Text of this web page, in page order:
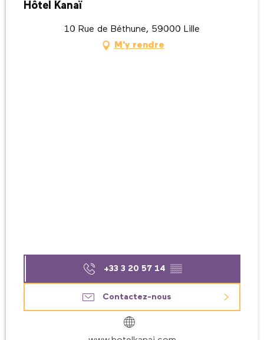
Hôtel Kanaï
10 Rue de Béthune, 59000 Lille
M'y rendre
+33 3 20 57 14 ▒▒
Contactez-nous